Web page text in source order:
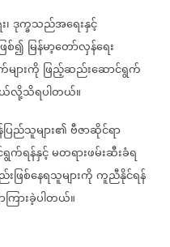
ဒုက္ခသည်အရေးနှင့်
စ်၍ မြန်မာ့တော်လှန်ရေး
ျားကို ဖြည့်ဆည်းဆောင်ရွက်
ယ်လို့သိရပါတယ်။
ြည်သူများ၏ဗီဇာဆိုင်ရာ
က်ရန်နှင့်မတရားဖမ်းဆီးခံရ
ြစ်နေရသူများကိုကူညီနိုင်ရန်
ကြားခဲ့ပါတယ်။